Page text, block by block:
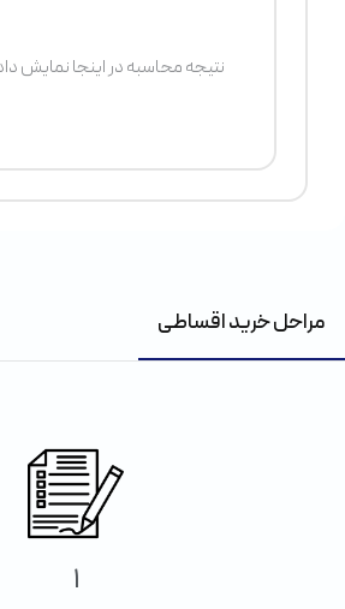
نتیجه محاسبه در اینجا نمایش
مراحل خرید اقساطی
1